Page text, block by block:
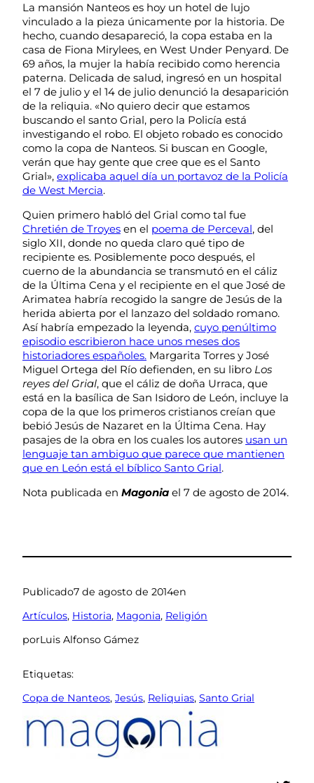
La mansión Nanteos es hoy un hotel de lujo
vinculado a la pieza únicamente por la historia. De
hecho, cuando desapareció, la copa estaba en la
casa de Fiona Mirylees, en West Under Penyard. De
69 años, la mujer la había recibido como herencia
paterna. Delicada de salud, ingresó en un hospital
el 7 de julio y el 14 de julio denunció la desaparición
de la reliquia. «No quiero decir que estamos
buscando el santo Grial, pero la Policía está
investigando el robo. El objeto robado es conocido
como la copa de Nanteos. Si buscan en Google,
verán que hay gente que cree que es el Santo
Grial», explicaba aquel día un portavoz de la Policía
de West Mercia.
Quien primero habló del Grial como tal fue
Chretién de Troyes en el poema de Perceval, del
siglo XII, donde no queda claro qué tipo de
recipiente es. Posiblemente poco después, el
cuerno de la abundancia se transmutó en el cáliz
de la Última Cena y el recipiente en el que José de
Arimatea habría recogido la sangre de Jesús de la
herida abierta por el lanzazo del soldado romano.
Así habría empezado la leyenda, cuyo penúltimo
episodio escribieron hace unos meses dos
historiadores españoles. Margarita Torres y José
Miguel Ortega del Río defienden, en su libro Los
reyes del Grial, que el cáliz de doña Urraca, que
está en la basílica de San Isidoro de León, incluye la
copa de la que los primeros cristianos creían que
bebió Jesús de Nazaret en la Última Cena. Hay
pasajes de la obra en los cuales los autores usan un
lenguaje tan ambiguo que parece que mantienen
que en León está el bíblico Santo Grial.
Nota publicada en Magonia el 7 de agosto de 2014.
Publicado7 de agosto de 2014en
Artículos, Historia, Magonia, Religión
porLuis Alfonso Gámez
Etiquetas:
Copa de Nanteos, Jesús, Reliquias, Santo Grial